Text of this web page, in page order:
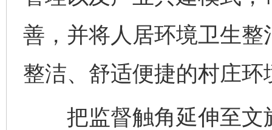
善，并将人居环境卫生
整洁、舒适便捷的村庄环
把监督触角延伸至文